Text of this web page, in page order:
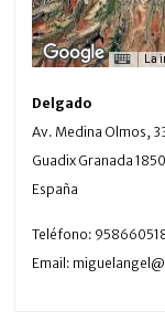
La
Delgado
Av. Medina Olmos,
Guadix Granada
España
Teléfono:
Email: